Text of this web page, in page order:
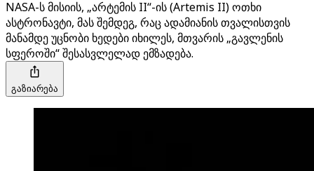
NASA-ს მისიის, „არტემის II“-ის (Artemis II) ოთხი
ასტრონავტი, მას შემდეგ, რაც ადამიანის თვალისთვის
მანამდე უცნობი ხედები იხილეს, მთვარის „გავლენის
სფეროში“ შესასვლელად ემზადება.
გაზიარება